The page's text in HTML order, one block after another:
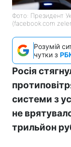
Фото: Президент
(facebook.com
Розумій
чутки з
Росія
системи з
не
трильйон